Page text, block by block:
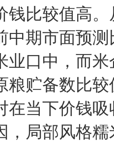
钱比较值高
中期市面预
业口中，而
粮贮备数比
在当下价钱
，局部风格